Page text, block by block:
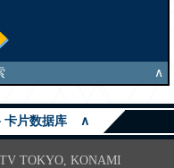
∧
卡片数据库 ∧
TOKYO, KONAMI